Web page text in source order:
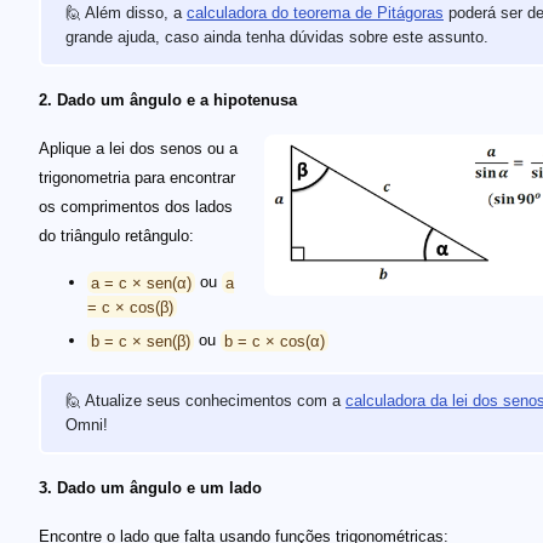
🙋 Além disso, a calculadora do teorema de Pitágoras poderá ser de
grande ajuda, caso ainda tenha dúvidas sobre este assunto.
2. Dado um ângulo e a hipotenusa
Aplique a lei dos senos ou a
trigonometria para encontrar
os comprimentos dos lados
do triângulo retângulo:
a = c × sen(α) ou a
= c × cos(β)
b = c × sen(β) ou b = c × cos(α)
🙋 Atualize seus conhecimentos com a calculadora da lei dos senos
Omni!
3. Dado um ângulo e um lado
Encontre o lado que falta usando funções trigonométricas: